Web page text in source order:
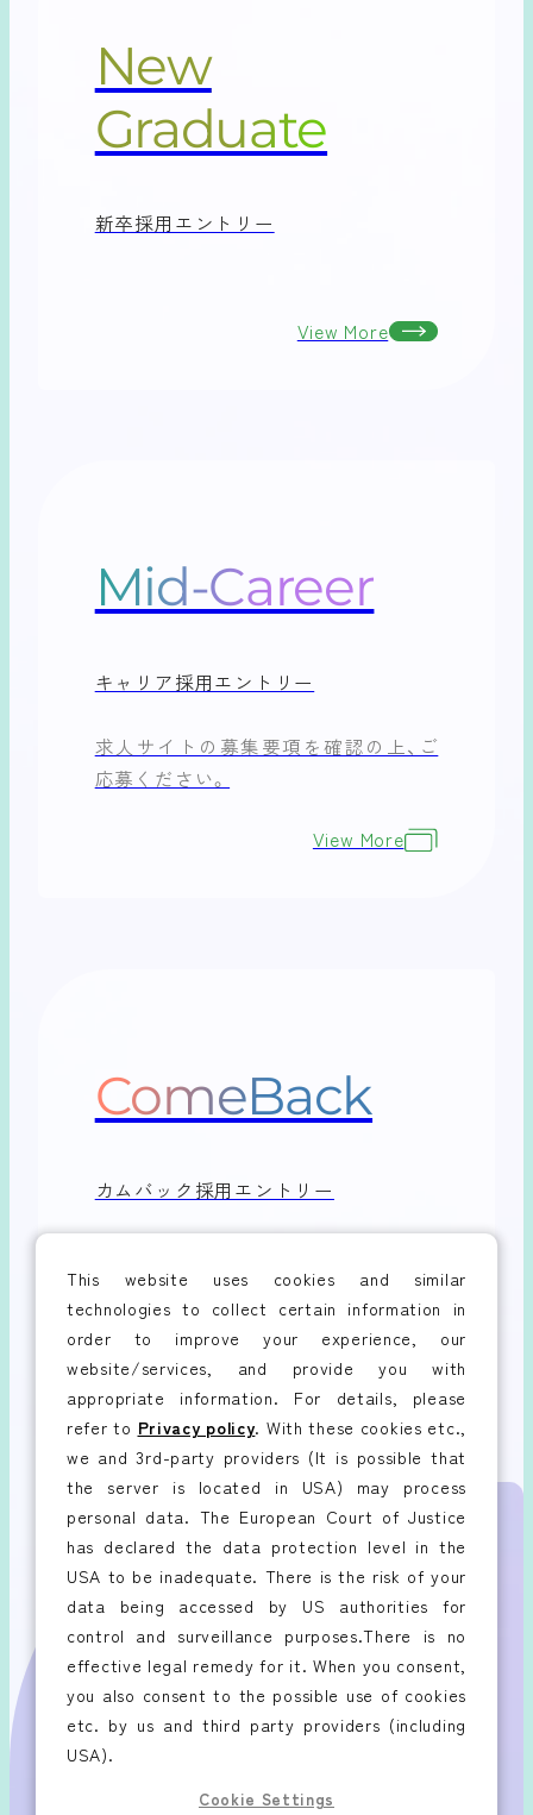
New
Graduate
新卒採用エントリー
View More
Mid-Career
キャリア採用エントリー
求人サイトの募集要項を確認の上、ご
応募ください。
View More
ComeBack
カムバック採用エントリー
View More
This website uses cookies and similar
technologies to collect certain information in
order to improve your experience, our
website/services, and provide you with
appropriate information. For details, please
refer to Privacy policy. With these cookies etc.,
we and 3rd-party providers (It is possible that
the server is located in USA) may process
personal data. The European Court of Justice
has declared the data protection level in the
USA to be inadequate. There is the risk of your
data being accessed by US authorities for
control and surveillance purposes.There is no
effective legal remedy for it. When you consent,
you also consent to the possible use of cookies
etc. by us and third party providers (including
USA).
Cookie Settings